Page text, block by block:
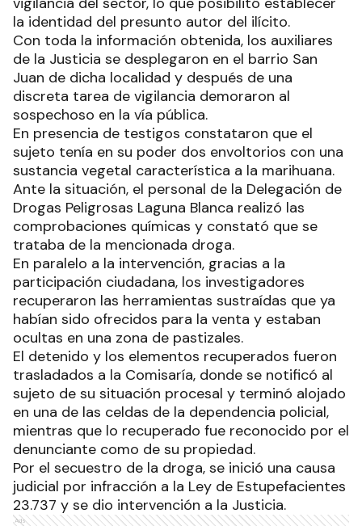
la identidad del presunto autor del ilícito.
Con toda la información obtenida, los auxiliares
de la Justicia se desplegaron en el barrio San
Juan de dicha localidad y después de una
discreta tarea de vigilancia demoraron al
sospechoso en la vía pública.
En presencia de testigos constataron que el
sujeto tenía en su poder dos envoltorios con una
sustancia vegetal característica a la marihuana.
Ante la situación, el personal de la Delegación de
Drogas Peligrosas Laguna Blanca realizó las
comprobaciones químicas y constató que se
trataba de la mencionada droga.
En paralelo a la intervención, gracias a la
participación ciudadana, los investigadores
recuperaron las herramientas sustraídas que ya
habían sido ofrecidos para la venta y estaban
ocultas en una zona de pastizales.
El detenido y los elementos recuperados fueron
trasladados a la Comisaría, donde se notificó al
sujeto de su situación procesal y terminó alojado
en una de las celdas de la dependencia policial,
mientras que lo recuperado fue reconocido por el
denunciante como de su propiedad.
Por el secuestro de la droga, se inició una causa
judicial por infracción a la Ley de Estupefacientes
23.737 y se dio intervención a la Justicia.
Ads